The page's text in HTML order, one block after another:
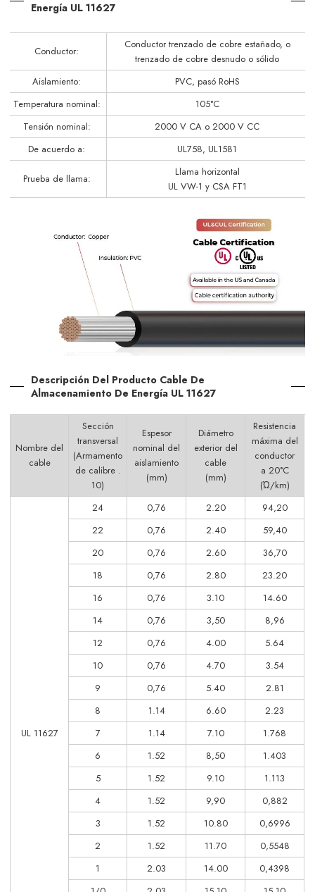
Energía UL 11627
Conductor:
Conductor trenzado de cobre estañado, o
trenzado de cobre desnudo o sólido
Aislamiento:
PVC, pasó RoHS
Temperatura nominal:
105°C
Tensión nominal:
2000 V CA o 2000 V CC
De acuerdo a:
UL758, UL1581
Prueba de llama:
Llama horizontal
UL VW-1 y CSA FT1
Descripción Del Producto Cable De
Almacenamiento De Energía UL 11627
Nombre del
cable
Sección
transversal
(Armamento
de calibre .
10)
Espesor
nominal del
aislamiento
(mm)
Diámetro
exterior del
cable
(mm)
Resistencia
máxima del
conductor
a 20°C
(Ώ/km)
UL 11627
24 0,76 2.20
94,20
22
0,76 2.40
59,40
20
0,76 2.60
36,70
18
0,76 2.80
23.20
16
0,76 3.10
14.60
14
0,76 3,50
8,96
12
0,76 4.00
5.64
10
0,76 4.70
3.54
9
0,76 5.40
2.81
8
1.14 6.60
2.23
7
1.14 7.10
1.768
6
1.52 8,50
1.403
5
1.52 9.10
1.113
4
1.52 9,90
0,882
3
1.52 10.80
0,6996
2
1.52 11.70
0,5548
1
2.03 14.00
0,4398